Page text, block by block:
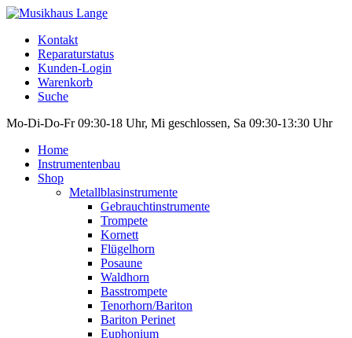
Kontakt
Reparaturstatus
Kunden-Login
Warenkorb
Suche
Mo-Di-Do-Fr 09:30-18 Uhr, Mi geschlossen, Sa 09:30-13:30 Uhr
Home
Instrumentenbau
Shop
Metallblasinstrumente
Gebrauchtinstrumente
Trompete
Kornett
Flügelhorn
Posaune
Waldhorn
Basstrompete
Tenorhorn/Bariton
Bariton Perinet
Euphonium